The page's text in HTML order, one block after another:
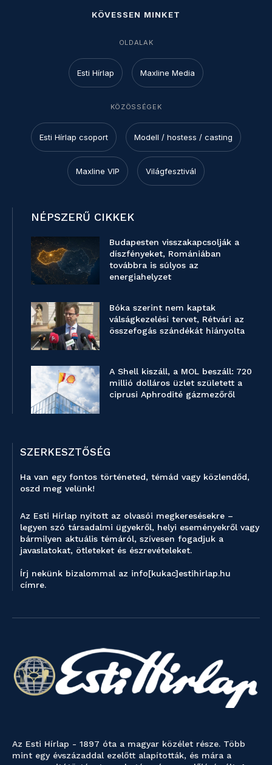
KÖVESSEN MINKET
OLDALAK
Esti Hírlap Maxline Media
KÖZÖSSÉGEK
Esti Hírlap csoport Modell / hostess / casting
Maxline VIP Világfesztivál
NÉPSZERŰ CIKKEK
Budapesten visszakapcsolják a
díszfényeket, Romániában
továbbra is súlyos az
energiahelyzet
Bóka szerint nem kaptak
válságkezelési tervet, Rétvári az
összefogás szándékát hiányolta
A Shell kiszáll, a MOL beszáll: 720
millió dolláros üzlet született a
ciprusi Aphrodité gázmezőről
SZERKESZTŐSÉG
Ha van egy fontos történeted, témád vagy közlendőd,
oszd meg velünk!
Az Esti Hírlap nyitott az olvasói megkeresésekre –
legyen szó társadalmi ügyekről, helyi eseményekről vagy
bármilyen aktuális témáról, szívesen fogadjuk a
javaslatokat, ötleteket és észrevételeket.
Írj nekünk bizalommal az info[kukac]estihirlap.hu
címre.
Az Esti Hírlap - 1897 óta a magyar közélet része. Több
mint egy évszázaddal ezelőtt alapították, és mára a